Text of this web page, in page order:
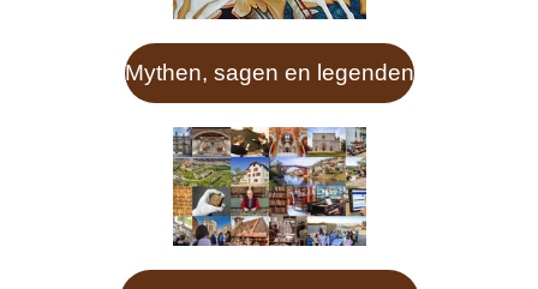
Mythen, sagen en legenden